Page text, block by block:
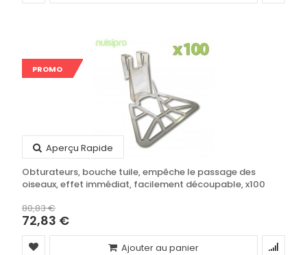
PROMO
Aperçu Rapide
Obturateurs, bouche tuile, empêche le passage des
oiseaux, effet immédiat, facilement découpable, x100
80,83 €
72,83 €
Ajouter au panier